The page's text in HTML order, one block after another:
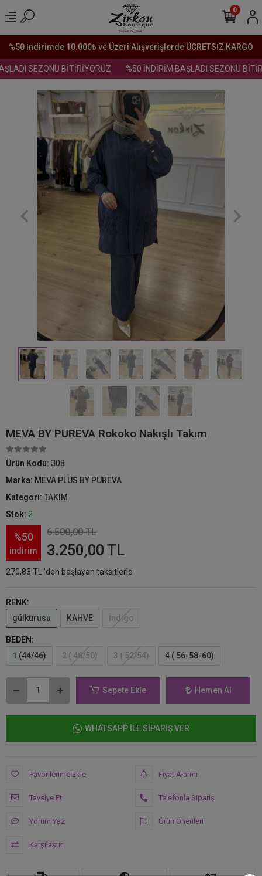
%50 İndirimde 10.000₺ ve Üzeri Alışverişlerde ÜCRETSİZ KARGO
SEZONU BİTİRİYORUZ %50 İNDİRİM BAŞLADI SEZONU
0
MEVA BY PUREVA Rokoko Nakışlı Takım
Ürün Kodu: 308
Marka: MEVA PLUS BY PUREVA
Kategori: TAKIM
Stok: 2
%50
indirim
6.500,00 TL
3.250,00 TL
270,83 TL 'den başlayan taksitlerle
RENK:
gülkurusu
KAHVE İndigo
BEDEN:
1 (44/46)
2 ( 48/50) 3 ( 52/54) 4 ( 56-58-60)
Sepete Ekle Hemen Al
WHATSAPP İLE SİPARİŞ VER
Favorilerime Ekle
Tavsiye Et
Yorum Yaz
Karşılaştır
Fiyat Alarmı
Telefonla Sipariş
Ürün Önerileri